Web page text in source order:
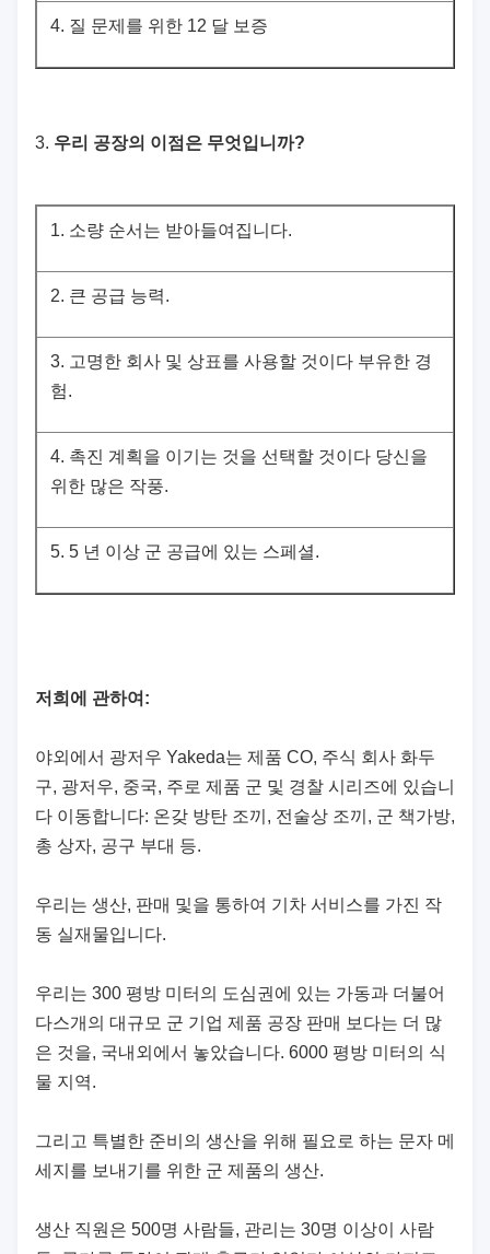
4. 질 문제를 위한 12 달 보증
3. 우리 공장의 이점은 무엇입니까?
1. 소량 순서는 받아들여집니다.
2. 큰 공급 능력.
3. 고명한 회사 및 상표를 사용할 것이다 부유한 경
험.
4. 촉진 계획을 이기는 것을 선택할 것이다 당신을
위한 많은 작풍.
5. 5 년 이상 군 공급에 있는 스페셜.
저희에 관하여:
야외에서 광저우 Yakeda는 제품 CO, 주식 회사 화두
구, 광저우, 중국, 주로 제품 군 및 경찰 시리즈에 있습니
다 이동합니다: 온갖 방탄 조끼, 전술상 조끼, 군 책가방,
총 상자, 공구 부대 등.
우리는 생산, 판매 및을 통하여 기차 서비스를 가진 작
동 실재물입니다.
우리는 300 평방 미터의 도심권에 있는 가동과 더불어
다스개의 대규모 군 기업 제품 공장 판매 보다는 더 많
은 것을, 국내외에서 놓았습니다. 6000 평방 미터의 식
물 지역.
그리고 특별한 준비의 생산을 위해 필요로 하는 문자 메
세지를 보내기를 위한 군 제품의 생산.
생산 직원은 500명 사람들, 관리는 30명 이상이 사람